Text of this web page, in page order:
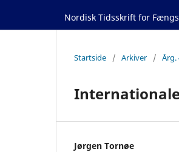
Nordisk Tidsskrift for
Startside / Arkiver / Årg.
Jørgen Tornøe